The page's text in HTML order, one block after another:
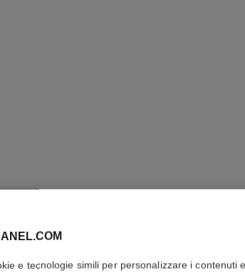
ROUGE
e tecnologie simili per personalizzare i contenuti e